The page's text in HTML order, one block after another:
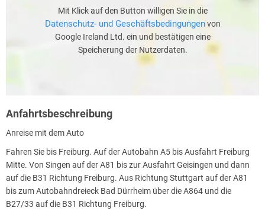
Mit Klick auf den Button willigen Sie in die
Datenschutz- und Geschäftsbedingungenvon
Google Ireland Ltd. ein und bestätigen eine
Speicherung der Nutzerdaten.
Anfahrtsbeschreibung
Anreise mit dem Auto
Fahren Sie bis Freiburg. Auf der Autobahn A5 bis Ausfahrt Freiburg
Mitte. Von Singen auf der A81 bis zur Ausfahrt Geisingen und dann
auf die B31 Richtung Freiburg. Aus Richtung Stuttgart auf der A81
bis zum Autobahndreieck Bad Dürrheim über die A864 und die
B27/33 auf die B31 Richtung Freiburg.